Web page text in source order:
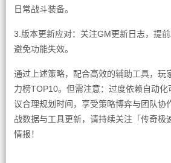
日常战斗装备。
3.版本更新应对：关注GM更新日志，提前
避免功能失效。
通过上述策略，配合高效的辅助工具，玩
力榜TOP10。但需注意：过度依赖自动
议合理规划时间，享受策略博弈与团队协
战数据与工具更新，请持续关注「传奇极
情报！